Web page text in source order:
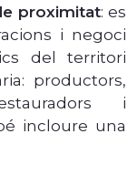
proximitat: es
i negoci
del territori
productors,
i
incloure una